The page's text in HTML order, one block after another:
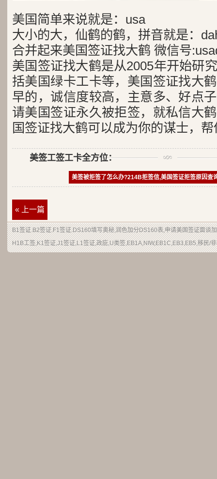
美国简单来说就是：usa
大小的大，仙鹤的鹤，拼音就是：
合并起来美国签证找大鹤 微信号
美国签证找大鹤是从2005年开始研
括美国绿卡工卡等，美国签证找大
早的，诚信度较高，主意多、好点
请美国签证永久被拒签，就私信大
国签证找大鹤可以成为你的谋士，
美签工签工卡全方位：
美签被拒签了怎么办?214B拒签信,美国签证拒签原因查
« 上一篇
B1签证.B2签证.F1签证.DS160填写奥秘,润色加分DS160表,申请美国签证面谈
H1B工签,K1签证,J1签证,L1签证,政庇,U类签,EB1A,NIW,EB1C,EB3,EB5,移民/